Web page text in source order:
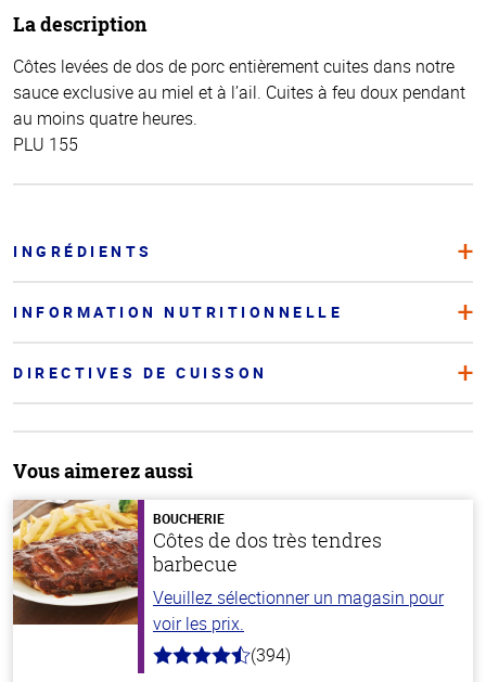
La description
Côtes levées de dos de porc entièrement cuites dans notre
sauce exclusive au miel et à l’ail. Cuites à feu doux pendant
au moins quatre heures.
PLU 155
INGRÉDIENTS
INFORMATION NUTRITIONNELLE
DIRECTIVES DE CUISSON
Vous aimerez aussi
BOUCHERIE
Côtes de dos très tendres
barbecue
Veuillez sélectionner un magasin pour
voir les prix.
4.7
(394)